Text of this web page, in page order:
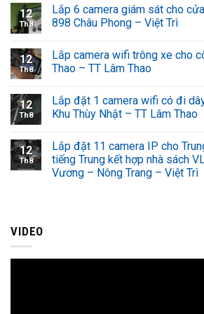
12
Th8
Lắp 6 camera giám sát cho
898 Châu Phong – Việt Trì
12
Th8
Lắp camera wifi trông xe cho
Thao – TT Lâm Thao
12
Th8
Lắp đặt 1 camera wifi có đi
Khu Thùy Nhật – TT Lâm Thao
12
Th8
Lắp đặt 11 camera IP cho
tiếng Trung kết hợp nhà sách
Vương – Nông Trang – Việt Trì
VIDEO